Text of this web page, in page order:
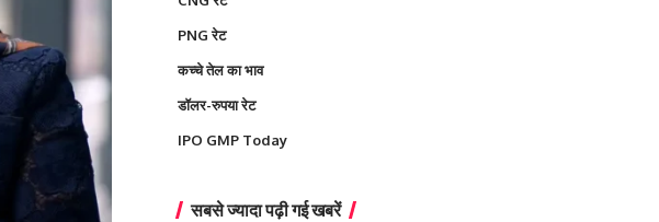
PNG रेट
कच्चे तेल का भाव
डॉलर-रुपया रेट
IPO GMP Today
सबसे ज्यादा पढ़ी गई खबरें